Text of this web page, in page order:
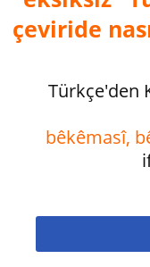
çeviride
Türkçe'den
bêkêmasî,